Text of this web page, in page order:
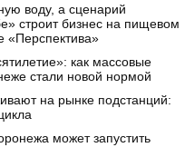
воду, а сценарий
строит бизнес на пищевом
«Перспектива»
как массовые
стали новой нормой
на рынке подстанций:
может запустить